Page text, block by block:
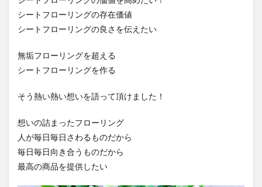
シートフローリングの存在価値
シートフローリングの良さを伝えたい
無垢フローリングを超える
シートフローリングを作る
そう熱い熱い想いを語って頂けました！
想いの詰まったフローリング
人が毎日毎日さわるものだから
毎日毎日向き合うものだから
最高の商品を提供したい